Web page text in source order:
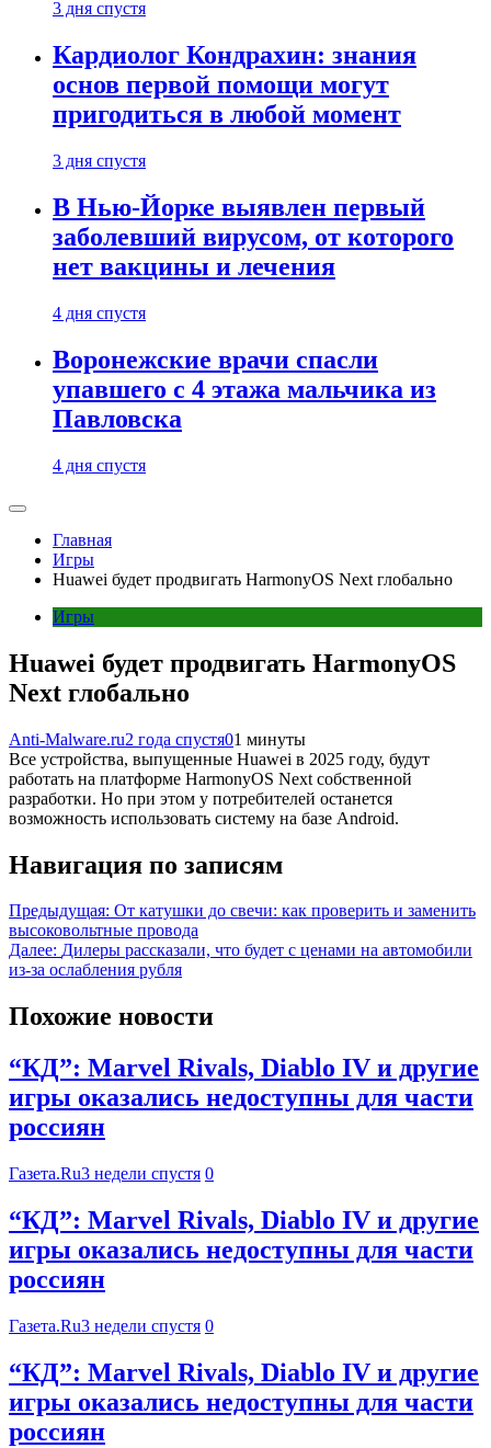
3 дня спустя
Кардиолог Кондрахин: знания
основ первой помощи могут
пригодиться в любой момент
3 дня спустя
В Нью-Йорке выявлен первый
заболевший вирусом, от которого
нет вакцины и лечения
4 дня спустя
Воронежские врачи спасли
упавшего с 4 этажа мальчика из
Павловска
4 дня спустя
Главная
Игры
Huawei будет продвигать HarmonyOS Next глобально
Игры
Huawei будет продвигать HarmonyOS
Next глобально
Anti-Malware.ru2 года спустя01 минуты
Все устройства, выпущенные Huawei в 2025 году, будут
работать на платформе HarmonyOS Next собственной
разработки. Но при этом у потребителей останется
возможность использовать систему на базе Android.
Навигация по записям
Предыдущая: От катушки до свечи: как проверить и заменить
высоковольтные провода
Далее: Дилеры рассказали, что будет с ценами на автомобили
из-за ослабления рубля
Похожие новости
“КД”: Marvel Rivals, Diablo IV и другие
игры оказались недоступны для части
россиян
Газета.Ru3 недели спустя 0
“КД”: Marvel Rivals, Diablo IV и другие
игры оказались недоступны для части
россиян
Газета.Ru3 недели спустя 0
“КД”: Marvel Rivals, Diablo IV и другие
игры оказались недоступны для части
россиян